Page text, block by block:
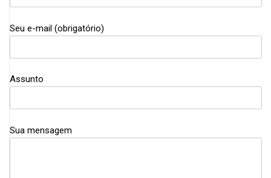
Seu e-mail (obrigatório)
Assunto
Sua mensagem